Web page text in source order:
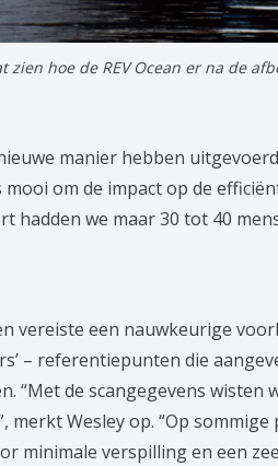
zien hoe de REV Ocean er na de
manier hebben
om de impact op de
we maar 30 tot 40
vereiste een nauwkeurige
– referentiepunten die
“Met de scangegevens wisten
Wesley op. “Op
minimale verspilling en een